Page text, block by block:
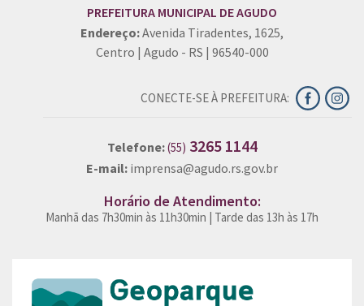
PREFEITURA MUNICIPAL DE AGUDO
Endereço:Avenida Tiradentes, 1625,
Centro | Agudo - RS | 96540-000
CONECTE-SE À PREFEITURA:
Telefone:(55) 3265 1144
E-mail: imprensa@agudo.rs.gov.br
Horário de Atendimento:
Manhã das 7h30min às 11h30min | Tarde das 13h às 17h